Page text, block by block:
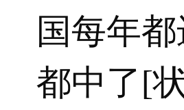
国每年
都中了[